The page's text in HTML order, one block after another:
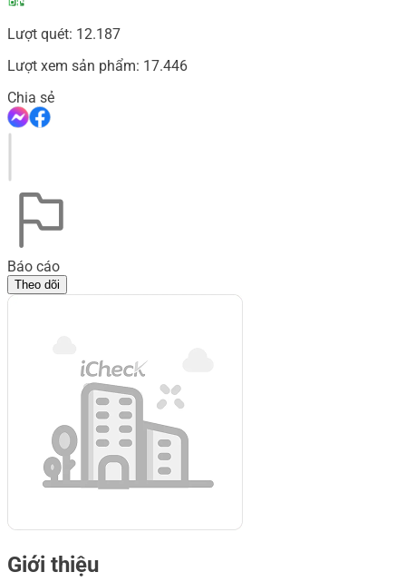
Lượt quét: 12.187
Lượt xem sản phẩm: 17.446
Chia sẻ
Báo cáo
Theo dõi
Giới thiệu